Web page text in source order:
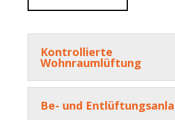
Kontrollierte
Wohnraumlüftung
Be- und